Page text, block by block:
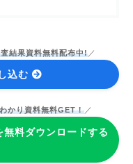
結果資料無料配布中!／
込む
かり資料無料GET！ ／
料ダウンロードする